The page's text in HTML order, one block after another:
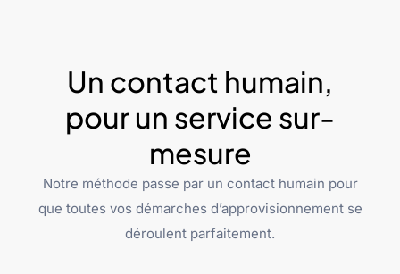
Un contact humain,
pour un service sur-
mesure
Notre méthode passe par un contact humain pour
que toutes vos démarches d’approvisionnement se
déroulent parfaitement.